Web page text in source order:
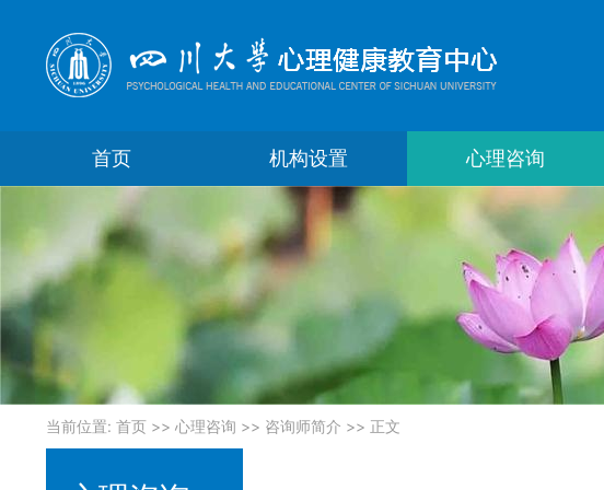
首页 机构设置 心理咨询
当前位置: 首页 >> 心理咨询 >> 咨询师简介 >> 正文